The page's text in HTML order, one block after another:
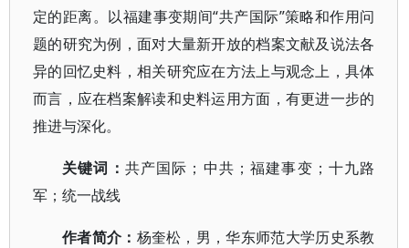
定的距离。以福建事变期间“共产国际”策略和作用问
题的研究为例，面对大量新开放的档案文献及说法各
异的回忆史料，相关研究应在方法上与观念上，具体
而言，应在档案解读和史料运用方面，有更进一步的
推进与深化。
关键词： 共产国际；中共；福建事变；十九路
军；统一战线
作者简介： 杨奎松，男，华东师范大学历史系教